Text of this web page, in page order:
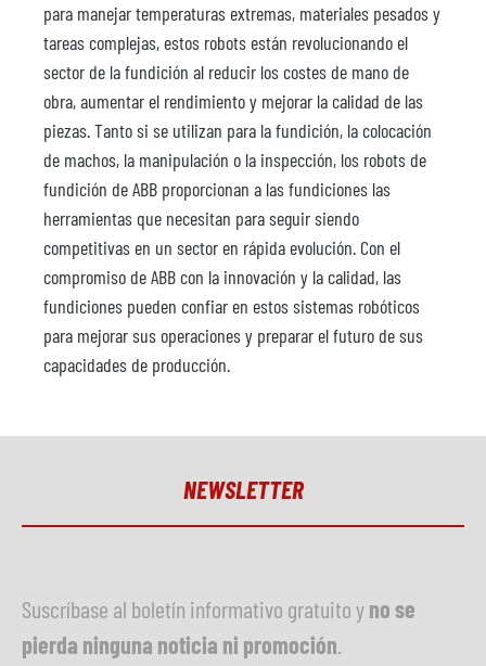
para manejar temperaturas extremas, materiales pesados y
tareas complejas, estos robots están revolucionando el
sector de la fundición al reducir los costes de mano de
obra, aumentar el rendimiento y mejorar la calidad de las
piezas. Tanto si se utilizan para la fundición, la colocación
de machos, la manipulación o la inspección, los robots de
fundición de ABB proporcionan a las fundiciones las
herramientas que necesitan para seguir siendo
competitivas en un sector en rápida evolución. Con el
compromiso de ABB con la innovación y la calidad, las
fundiciones pueden confiar en estos sistemas robóticos
para mejorar sus operaciones y preparar el futuro de sus
capacidades de producción.
NEWSLETTER
Suscríbase al boletín informativo gratuito yno se
pierda ninguna noticia ni promoción